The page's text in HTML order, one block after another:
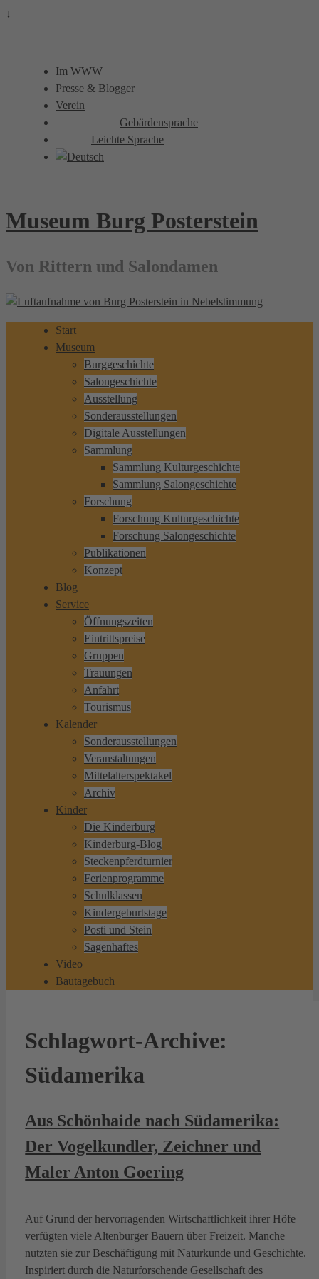
↓
Im WWW
Presse & Blogger
Verein
Gebärdensprache
Leichte Sprache
Museum Burg Posterstein
Von Rittern und Salondamen
Start
Museum
Burggeschichte
Salongeschichte
Ausstellung
Sonderausstellungen
Digitale Ausstellungen
Sammlung
Sammlung Kulturgeschichte
Sammlung Salongeschichte
Forschung
Forschung Kulturgeschichte
Forschung Salongeschichte
Publikationen
Konzept
Blog
Service
Öffnungszeiten
Eintrittspreise
Gruppen
Trauungen
Anfahrt
Tourismus
Kalender
Sonderausstellungen
Veranstaltungen
Mittelalterspektakel
Archiv
Kinder
Die Kinderburg
Kinderburg-Blog
Steckenpferdturnier
Ferienprogramme
Schulklassen
Kindergeburtstage
Posti und Stein
Sagenhaftes
Video
Bautagebuch
Schlagwort-Archive:
Südamerika
Aus Schönhaide nach Südamerika:
Der Vogelkundler, Zeichner und
Maler Anton Goering
Auf Grund der hervorragenden Wirtschaftlichkeit ihrer Höfe
verfügten viele Altenburger Bauern über Freizeit. Manche
nutzten sie zur Beschäftigung mit Naturkunde und Geschichte.
Inspiriert durch die Naturforschende Gesellschaft des